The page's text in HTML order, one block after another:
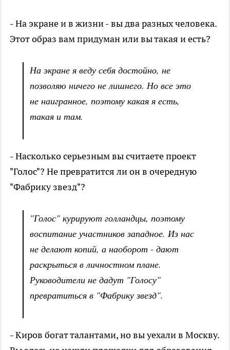
- На экране и в жизни - вы два разных человека.
Этот образ вам придуман или вы такая и есть?
На экране я веду себя достойно, не
позволяю ничего не лишнего. Но все это
не наигранное, поэтому какая я есть,
такая и там.
- Насколько серьезным вы считаете проект
"Голос"? Не превратится ли он в очередную
"Фабрику звезд"?
"Голос" курируют голландцы, поэтому
воспитание участников западное. Из нас
не делают копий, а наоборот - дают
раскрыться в личностном плане.
Руководители не дадут "Голосу"
превратиться в "Фабрику звезд".
- Киров богат талантами, но вы уехали в Москву.